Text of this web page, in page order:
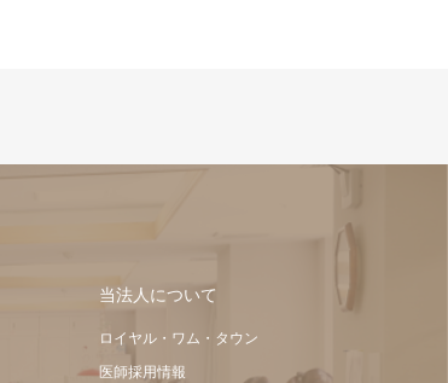
当法人について
ロイヤル・ワム・タウン
医師採用情報